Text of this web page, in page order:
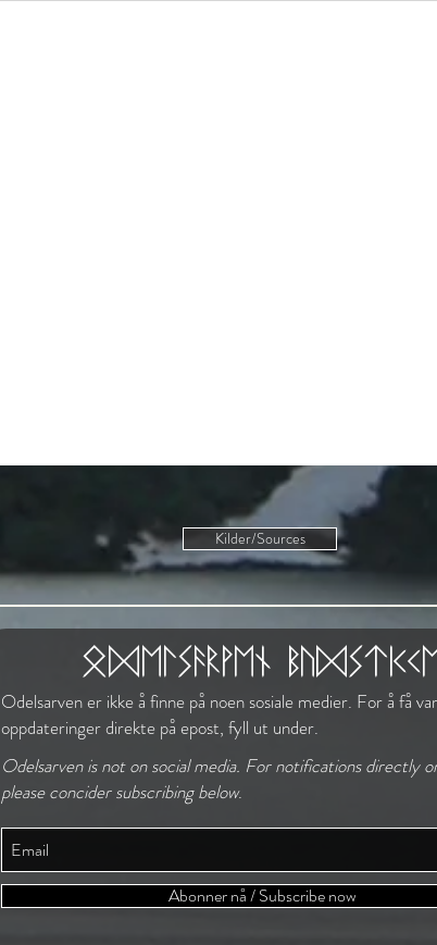
Snø og granskog
Kilder/Sources
odelsarven budstikke
Odelsarven er ikke å finne på noen sosiale medier. For å få
oppdateringer direkte på epost, fyll ut under.
Odelsarven is not on social media. For notifications directly
please concider subscribing below.
Abonner nå / Subscribe now